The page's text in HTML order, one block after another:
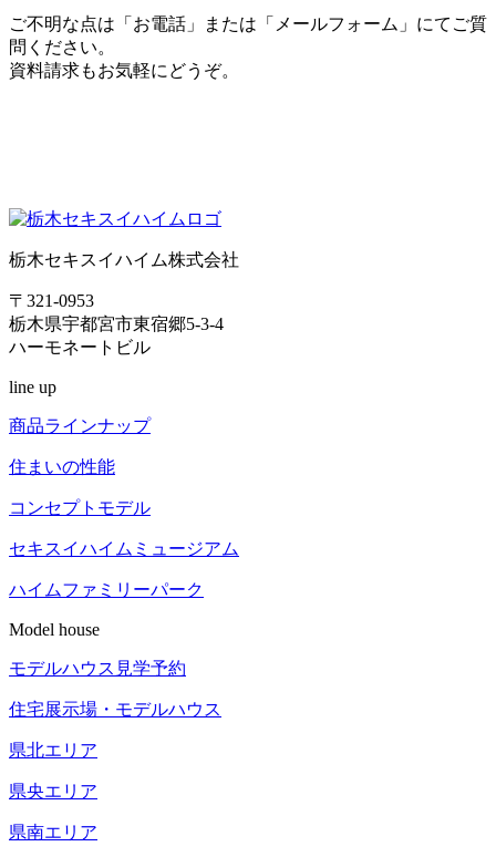
ご不明な点は「お電話」または「メールフォーム」 にてご質
問ください。
資料請求もお気軽にどうぞ。
栃木セキスイハイム株式会社
〒321-0953
栃木県宇都宮市東宿郷5-3-4
ハーモネートビル
line up
商品ラインナップ
住まいの性能
コンセプトモデル
セキスイハイム ミュージアム
ハイムファミリーパーク
Model house
モデルハウス見学予約
住宅展示場 ・モデルハウス
県北エリア
県央エリア
県南エリア